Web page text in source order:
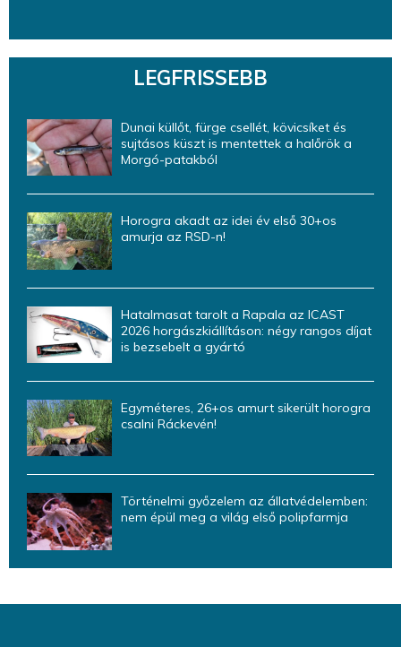
LEGFRISSEBB
Dunai küllőt, fürge csellét, kövicsíket és
sujtásos küszt is mentettek a halőrök a
Morgó-patakból
Horogra akadt az idei év első 30+os
amurja az RSD-n!
Hatalmasat tarolt a Rapala az ICAST
2026 horgászkiállításon: négy rangos díjat
is bezsebelt a gyártó
Egyméteres, 26+os amurt sikerült horogra
csalni Ráckevén!
Történelmi győzelem az állatvédelemben:
nem épül meg a világ első polipfarmja